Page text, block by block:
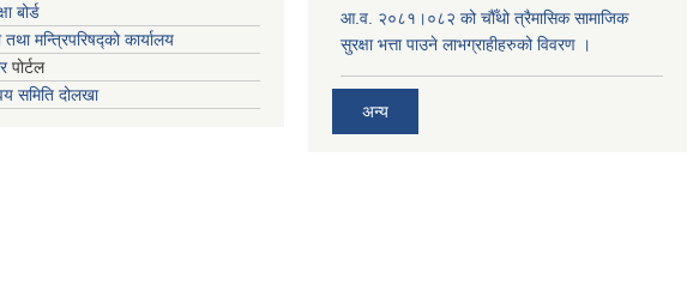
बोर्ड
तथा मन्त्रिपरिषद्को कार्यालय
पोर्टल
समिति दोलखा
आ.व. २०८१।०८२ को चौँथो त्रैमासिक सामाजिक
सुरक्षा भत्ता पाउने लाभग्राहीहरुको विवरण ।
अन्य